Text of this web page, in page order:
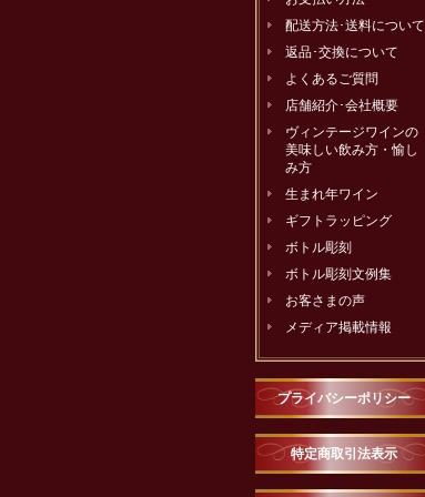
配送方法･送料について
返品･交換について
よくあるご質問
店舗紹介･会社概要
ヴィンテージワインの
美味しい飲み方・愉し
み方
生まれ年ワイン
ギフトラッピング
ボトル彫刻
ボトル彫刻文例集
お客さまの声
メディア掲載情報
プライバシーポリシー
特定商取引法表示